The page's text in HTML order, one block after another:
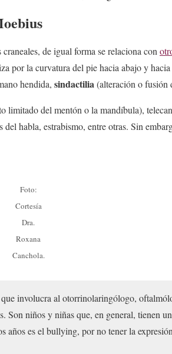
de igual forma se relaciona con
por la curvatura del pie hacia abajo y
hendida, sindactilia(alteración o fusión
limitado del mentón o la mandíbula),
habla, estrabismo, entre otras. Sin
Foto:
Cortesía
Dra.
Roxana
Canchola.
involucra al otorrinolaringólogo,
Son niños y niñas que, en general, tienen
años es el bullying, por no tener la